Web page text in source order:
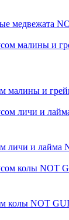
медвежата
малины и
личи и лайма
колы NOT